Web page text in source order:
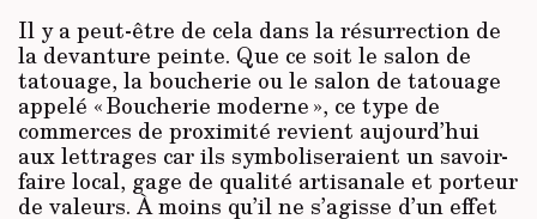
Il y a peut-être de cela dans la résurrection de
la devanture peinte. Que ce soit le salon de
tatouage, la boucherie ou le salon de tatouage
appelé « Boucherie moderne », ce type de
commerces de proximité revient aujourd’hui
aux lettrages car ils symboliseraient un savoir-
faire local, gage de qualité artisanale et porteur
de valeurs. À moins qu’il ne s’agisse d’un effet